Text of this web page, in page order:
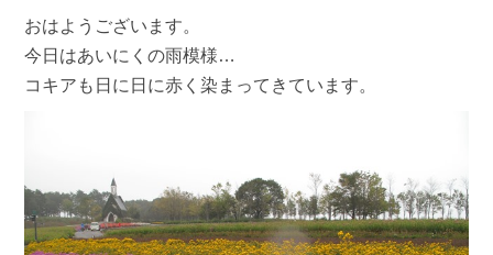
おはようございます。
今日はあいにくの雨模様…
コキアも日に日に赤く染まってきています。